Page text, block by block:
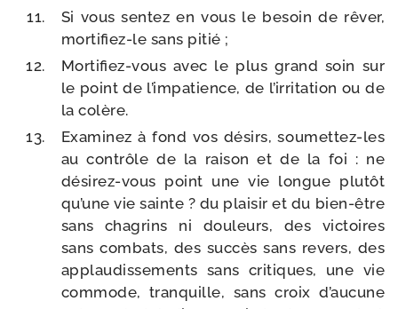
Si vous sen­tez en vous le besoin de rêver,
mortifiez-​le sans pitié ;
Mortifiez-​vous avec le plus grand soin sur
le point de l’im­pa­tience, de l’ir­ri­ta­tion ou de
la colère.
Examinez à fond vos dési­rs, soumettez-​les
au contrôle de la rai­son et de la foi : ne
désirez-​vous point une vie longue plu­tôt
qu’une vie sainte ? du plai­sir et du bien-​être
sans cha­grins ni dou­leurs, des vic­toires
sans com­bats, des suc­cès sans revers, des
applau­dis­se­ments sans cri­tiques, une vie
com­mode, tran­quille, sans croix d’au­cune